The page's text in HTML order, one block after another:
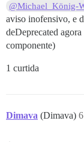
@Michael_König-
aviso inofensivo, e
deDeprecated
componente)
1 curtida
Dimava (Dimava)